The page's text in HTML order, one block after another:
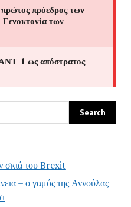
σκιά του Brexit
– ο γαμός της Αννούλας